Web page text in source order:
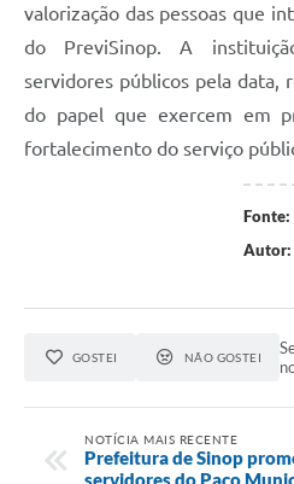
valorização das pessoas que
do PreviSinop. A
servidores públicos pela data,
do papel que exercem em
fortalecimento do serviço
Fonte:
Autor:
GOSTEI NÃO GOSTEI
NOTÍCIA MAIS RECENTE
Prefeitura de Sinop
servidores do Paço